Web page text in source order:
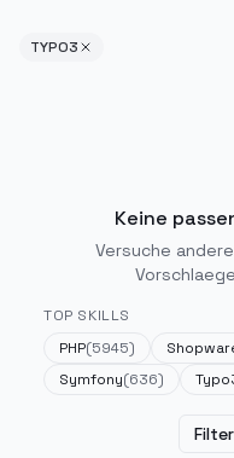
TYPO3
Keine
Versuche
TOP SKILLS
PHP(5945)
Symfony(636)